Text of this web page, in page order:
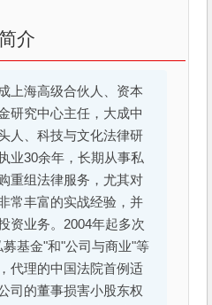
介
上海高级合伙人、资本
研究中心主任，大成中
人、科技与文化法律研
业30余年，长期从事私
重组法律服务，尤其对
常丰富的实战经验，并
资业务。2004年起多次
募基金"和"公司与商业"等
代理的中国法院首例适
司的董事损害小股东权